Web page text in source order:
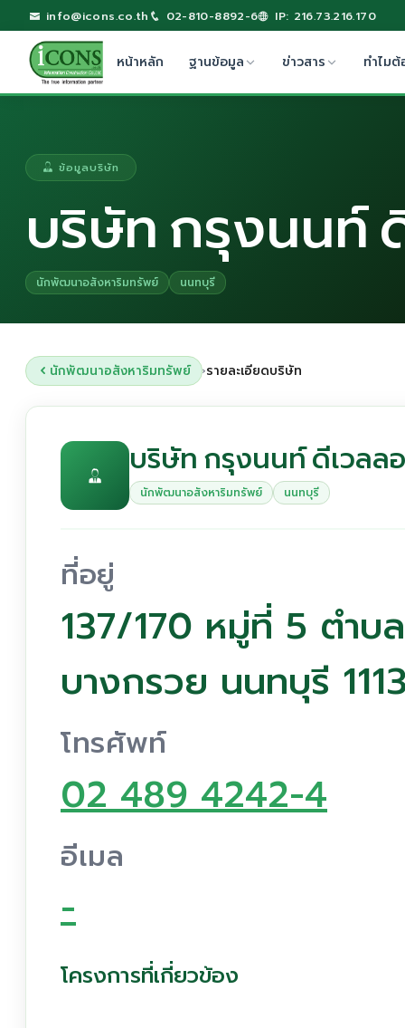
info@icons.co.th 02-810-8892-6 IP: 216.73.216.170
หน้าหลัก ฐานข้อมูล ข่าวสาร ทำไมต้
ข้อมูลบริษัท
บริษัท กรุงนนท์
นักพัฒนาอสังหาริมทรัพย์ นนทบุรี
นักพัฒนาอสังหาริมทรัพย์ ›รายละเอียดบริษัท
บริษัท กรุงนนท์ ดีเวลล
นักพัฒนาอสังหาริมทรัพย์ นนทบุรี
ที่อยู่
137/170 หมู่ที่ 5 ตำบ
บางกรวย นนทบุรี
โทรศัพท์
02 489 4242-4
อีเมล
-
โครงการที่เกี่ยวข้อง